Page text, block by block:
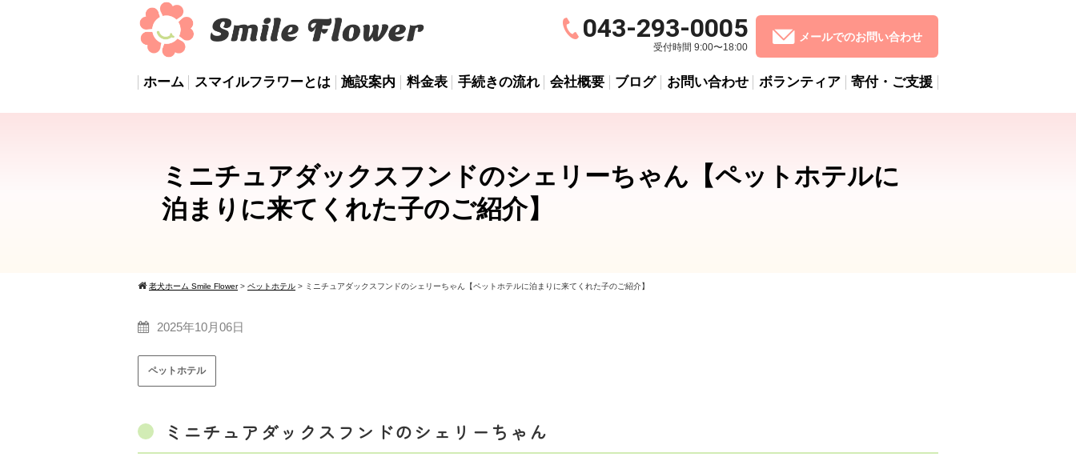
043-293-0005
受付時間 9:00〜18:00
メールでのお問い合わせ
ホーム スマイルフラワーとは 施設案内 料金表 手続きの流れ 会社概要 ブログ お問い合わせ ボランティア 寄付・ご支援
ミニチュアダックスフンドのシェリーちゃん【ペットホテルに
泊まりに来てくれた子のご紹介】
老犬ホーム Smile Flower> ペットホテル > ミニチュアダックスフンドのシェリーちゃん【ペットホテルに泊まりに来てくれた子のご紹介】
2025年10月06日
ペットホテル
ミニチュアダックスフンドのシェリーちゃん